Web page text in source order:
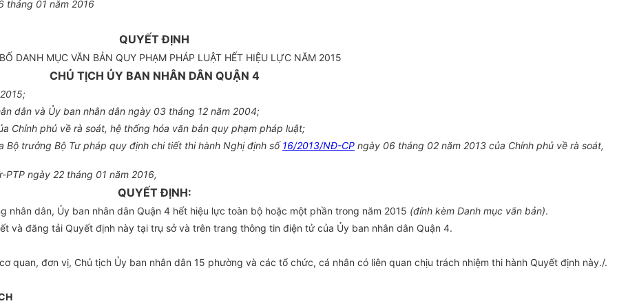
tháng 01 năm 2016
QUYẾT ĐỊNH
DANH MỤC VĂN BẢN QUY PHẠM PHÁP LUẬT HẾT HIỆU LỰC NĂM 2015
CHỦ TỊCH ỦY BAN NHÂN DÂN QUẬN 4
dân và Ủy ban nhân dân ngày 03 tháng 12 năm 2004;
Chính phủ về rà soát, hệ thống hóa văn bản quy phạm pháp luật;
Bộ trưởng Bộ Tư pháp quy định chi tiết thi hành Nghị định số16/2013/NĐ-CP ngày 06 tháng 02 năm 2013 của Chính phủ về rà soát,
ngày 22 tháng 01 năm 2016,
QUYẾT ĐỊNH:
dân, Ủy ban nhân dân Quận 4 hết hiệu lực toàn bộ hoặc một phần trong năm 2015 (đính kèm Danh mục vãn bản).
và đăng tải Quyết định này tại trụ sở và trên trang thông tin điện tử của Ủy ban nhân dân Quận 4.
quan, đơn vị, Chủ tịch Ủy ban nhân dân 15 phường và các tổ chức, cá nhân có liên quan chịu trách nhiệm thi hành Quyết định này./.